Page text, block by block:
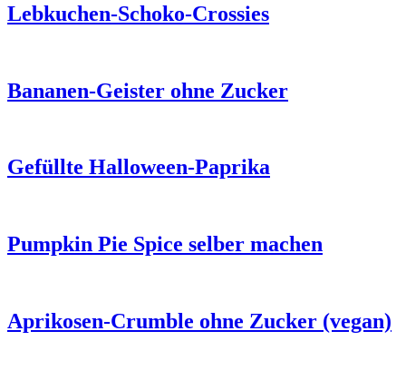
Lebkuchen-Schoko-Crossies
Bananen-Geister ohne Zucker
Gefüllte Halloween-Paprika
Pumpkin Pie Spice selber machen
Aprikosen-Crumble ohne Zucker (vegan)